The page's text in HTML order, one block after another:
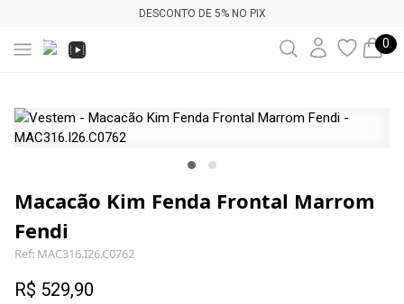
DESCONTO DE 5% NO PIX
0
Macacão Kim Fenda Frontal Marrom
Fendi
Ref: MAC316.I26.C0762
R$ 529,90